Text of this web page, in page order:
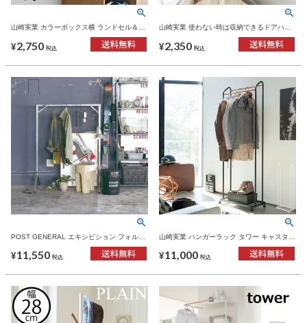
山崎実業 カラーボックス横 ランドセル＆リ
ュックハンガー タワー tower | インテリア雑
貨・タワーシリーズ
¥2,750 税込
山崎実業 使わない時は収納できるドアハン
ガー タワー tower | インテリア雑貨・タワー
シリーズ
¥2,350 税込
POST GENERAL エキシビション フォルダ
ガーラック
¥11,550 税込
山崎実業 ハンガーラック タワー キャスター
ズ
¥11,000 税込